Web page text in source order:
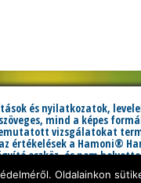
és nyilatkozatok,
mind a képes
vizsgálatokat
értékelések a Hamoni®
eszköz, és nem
Az Adatvédelmi
Oldalainkon